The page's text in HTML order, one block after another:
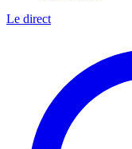
Le direct